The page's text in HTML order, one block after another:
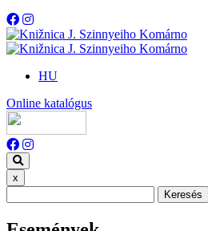
HU
Online katalógus
x
Keresés